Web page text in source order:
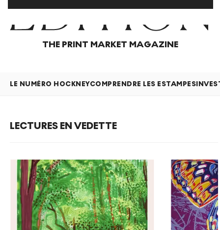
THE PRINT MARKET MAGAZINE
LE NUMÉRO HOCKNEYCOMPRENDRE LES ESTAMPES
LECTURES EN VEDETTE